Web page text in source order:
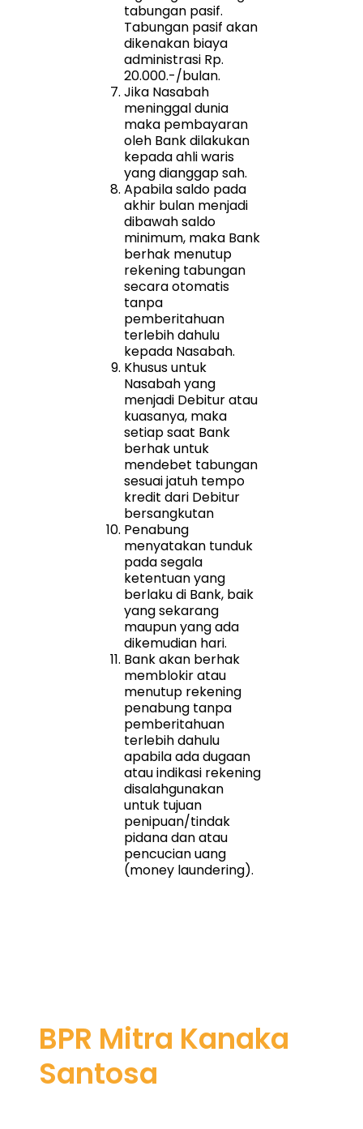
tabungan pasif.
Tabungan pasif akan
dikenakan biaya
administrasi Rp.
20.000.-/bulan.
Jika Nasabah
meninggal dunia
maka pembayaran
oleh Bank dilakukan
kepada ahli waris
yang dianggap sah.
Apabila saldo pada
akhir bulan menjadi
dibawah saldo
minimum, maka Bank
berhak menutup
rekening tabungan
secara otomatis
tanpa
pemberitahuan
terlebih dahulu
kepada Nasabah.
Khusus untuk
Nasabah yang
menjadi Debitur atau
kuasanya, maka
setiap saat Bank
berhak untuk
mendebet tabungan
sesuai jatuh tempo
kredit dari Debitur
bersangkutan
Penabung
menyatakan tunduk
pada segala
ketentuan yang
berlaku di Bank, baik
yang sekarang
maupun yang ada
dikemudian hari.
Bank akan berhak
memblokir atau
menutup rekening
penabung tanpa
pemberitahuan
terlebih dahulu
apabila ada dugaan
atau indikasi rekening
disalahgunakan
untuk tujuan
penipuan/tindak
pidana dan atau
pencucian uang
(money laundering).
BPR Mitra Kanaka
Santosa